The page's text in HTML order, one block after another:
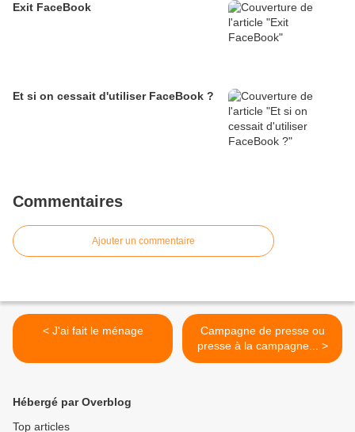
Exit FaceBook
Et si on cessait d'utiliser FaceBook ?
Commentaires
Ajouter un commentaire
< J'ai fait le ménage
Campagne de presse ou
presse à la campagne... >
Hébergé par Overblog
Top articles